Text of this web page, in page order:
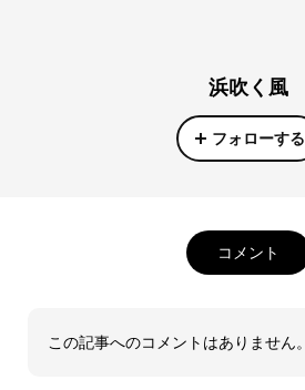
浜吹く風
フォローする
コメント
この記事へのコメントはありません。